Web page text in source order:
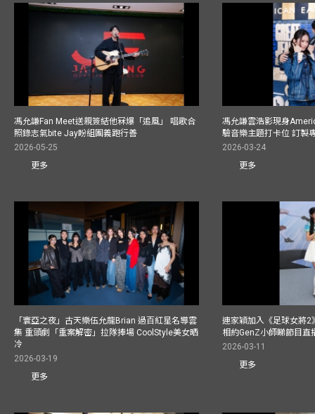
馮允謙Fan Meet送親簽結他冧爆「追風」 唱歌合
照錄志氣bite Jay盼組團義跑行善
2026-05-25
更多
馮允謙雲浩影現身
驗音樂主題打卡位 訂製
2026-03-24
更多
「寰亞之夜」古天樂伍允龍Brian 過百紅星名導雲
集 重頭劇「重案解密」拉隊捧場 CoolStyle美女晒
冷
2026-03-19
更多
連家穎加入《足球女將
相約GenZ小師睇節目直
2026-03-11
更多